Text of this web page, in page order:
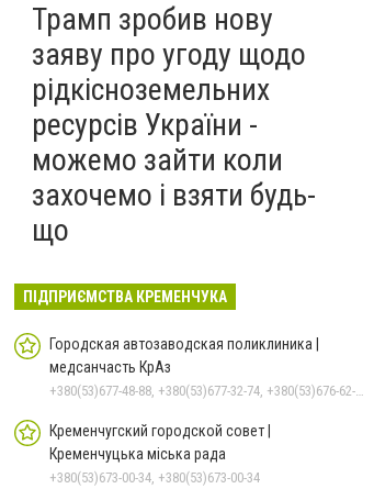
Трамп зробив нову
заяву про угоду щодо
рідкісноземельних
ресурсів України -
можемо зайти коли
захочемо і взяти будь-
що
ПІДПРИЄМСТВА КРЕМЕНЧУКА
Городская автозаводская поликлиника |
медсанчасть КрАз
+380(53)677-48-88, +380(53)677-32-74, +380(53)676-62-99, +380536766187
Кременчугский городской совет |
Кременчуцька міська рада
+380(53)673-00-34, +380(53)673-00-34